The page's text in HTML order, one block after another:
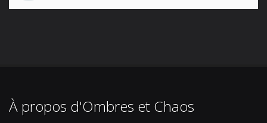
À propos d'Ombres et Chaos